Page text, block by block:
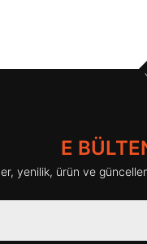
E
yenilik, ürün ve